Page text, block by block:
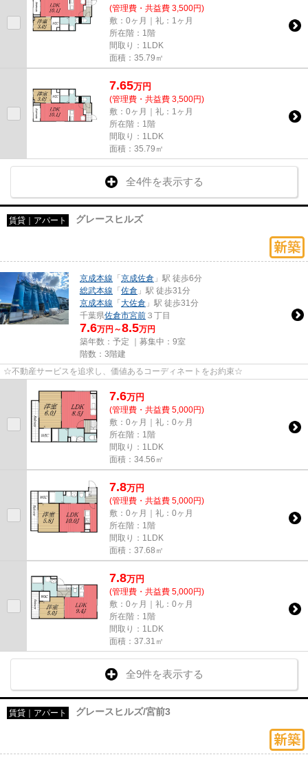
(管理費・共益費 3,500円)
敷：0ヶ月｜礼：1ヶ月
所在階：1階
間取り：1LDK
面積：35.79㎡
7.65万円
(管理費・共益費 3,500円)
敷：0ヶ月｜礼：1ヶ月
所在階：1階
間取り：1LDK
面積：35.79㎡
全4件を表示する
賃貸｜アパート グレースヒルズ
京成本線 「 京成佐倉 」駅 徒歩6分
総武本線 「 佐倉 」駅 徒歩31分
京成本線 「 大佐倉 」駅 徒歩31分
千葉県佐倉市宮前 ３丁目
7.6万円～8.5万円
築年数：予定 ｜募集中： 9室
階数：3階建
☆不動産サービスを追求し、価値あるコーディネートをお約束☆
7.6万円
(管理費・共益費 5,000円)
敷：0ヶ月｜礼：0ヶ月
所在階：1階
間取り：1LDK
面積：34.56㎡
7.8万円
(管理費・共益費 5,000円)
敷：0ヶ月｜礼：0ヶ月
所在階：1階
間取り：1LDK
面積：37.68㎡
7.8万円
(管理費・共益費 5,000円)
敷：0ヶ月｜礼：0ヶ月
所在階：1階
間取り：1LDK
面積：37.31㎡
全9件を表示する
賃貸｜アパート グレースヒルズ/宮前3